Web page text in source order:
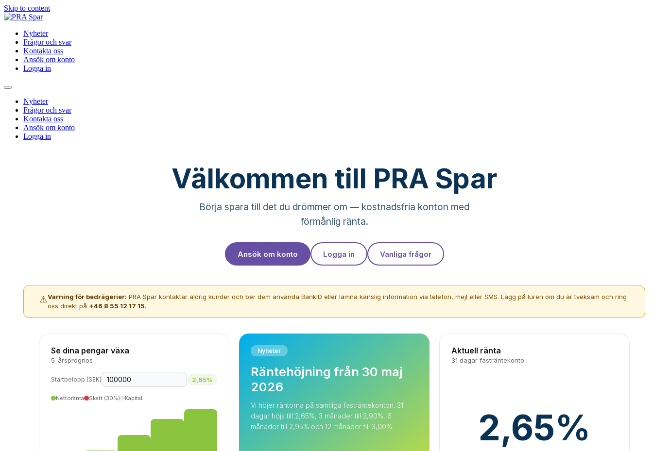
Skip to content
Nyheter
Frågor och svar
Kontakta oss
Ansök om konto
Logga in
Nyheter
Frågor och svar
Kontakta oss
Ansök om konto
Logga in
Välkommen till PRA Spar
Börja spara till det du drömmer om — kostnadsfria konton med
förmånlig ränta.
Ansök om konto Logga in Vanliga frågor
⚠️Varning för bedrägerier: PRA Spar kontaktar aldrig kunder och ber dem använda BankID eller lämna känslig information via telefon, mejl eller SMS. Lägg på luren om du är tveksam och ring
oss direkt på +46 8 55 12 17 15.
Se dina pengar växa
5-årsprognos
Startbelopp (SEK) 2,65%
Nettoränta Skatt (30%) Kapital
Nyheter
Räntehöjning från 30 maj
2026
Vi höjer räntorna på samtliga fasträntekonton. 31
dagar höjs till 2,65%, 3 månader till 2,90%, 6
månader till 2,95% och 12 månader till 3,00%.
Aktuell ränta
31 dagar fasträntekonto
2,65%